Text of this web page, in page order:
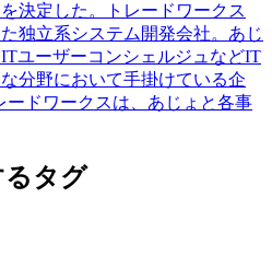
決定した。トレードワークス
独立系システム開発会社。あじ
ユーザーコンシェルジュなどIT
分野において手掛けている企
ドワークスは、あじょと各事
るタグ